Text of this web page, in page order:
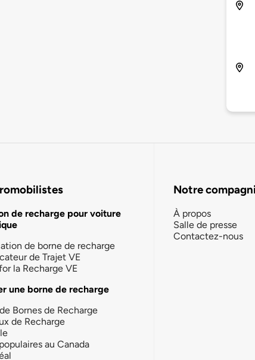
de recharge pour voiture
de borne de recharge
de Trajet VE
la Recharge VE
une borne de recharge
Bornes de Recharge
de Recharge
au Canada
Notre
À propos
Salle de presse
Contactez-nous